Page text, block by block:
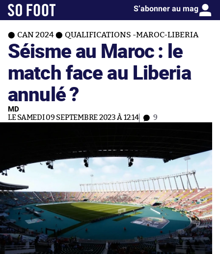
S’abonner au mag
CAN 2024 QUALIFICATIONS -MAROC-LIBERIA
Séisme au Maroc : le
match face au Liberia
annulé ?
MD
LE SAMEDI 09 SEPTEMBRE 2023 À 12:14 9